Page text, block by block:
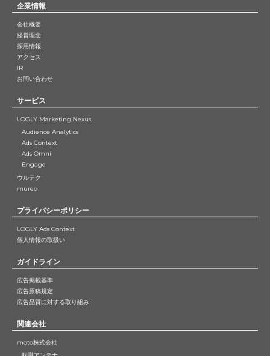
企業情報
会社概要
経営理念
採用情報
アクセス
IR
お問い合わせ
サービス
LOGLY Marketing Nexus
Audience Analytics
Ads Context
Ads Omni
Engage
ウルテク
mureo
プライバシーポリシー
LOGLY Ads Context
個人情報の取扱い
ガイドライン
広告掲載基準
広告原稿規定
広告品質に対する取り組み
関連会社
moto株式会社